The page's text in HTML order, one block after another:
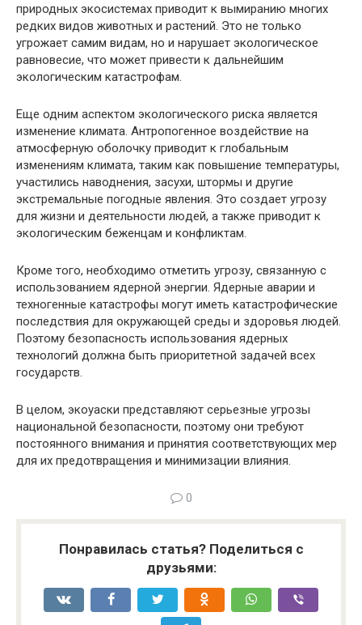
природных экосистемах приводит к вымиранию многих
редких видов животных и растений. Это не только
угрожает самим видам, но и нарушает экологическое
равновесие, что может привести к дальнейшим
экологическим катастрофам.
Еще одним аспектом экологического риска является
изменение климата. Антропогенное воздействие на
атмосферную оболочку приводит к глобальным
изменениям климата, таким как повышение температуры,
участились наводнения, засухи, штормы и другие
экстремальные погодные явления. Это создает угрозу
для жизни и деятельности людей, а также приводит к
экологическим беженцам и конфликтам.
Кроме того, необходимо отметить угрозу, связанную с
использованием ядерной энергии. Ядерные аварии и
техногенные катастрофы могут иметь катастрофические
последствия для окружающей среды и здоровья людей.
Поэтому безопасность использования ядерных
технологий должна быть приоритетной задачей всех
государств.
В целом, экоуаски представляют серьезные угрозы
национальной безопасности, поэтому они требуют
постоянного внимания и принятия соответствующих мер
для их предотвращения и минимизации влияния.
0
Понравилась статья? Поделиться с
друзьями: